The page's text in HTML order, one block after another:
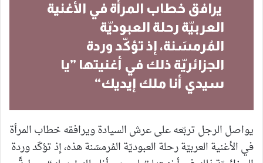
يرافق خطاب المرأة في الأغنية
العربيّة رحلة العبوديّة
المُرمسَنة، إذ تؤكّد وردة
الجزائريّة ذلك في أغنيتها ”يا
سيدي أنا ملك إيديك“
يواصل الرجل تربّعه على عرش السيادة ويرافقه خطاب المرأة
في الأغنية العربيّة رحلة العبوديّة المُرمسَنة هذه، إذ تؤكّد وردة